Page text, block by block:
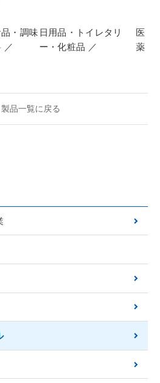
・調味 日用品・トイレタリ
ー・化粧品
医
薬
製品一覧に戻る